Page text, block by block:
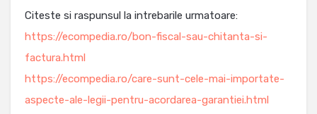
Citeste si raspunsul la intrebarile urmatoare:
https://ecompedia.ro/bon-fiscal-sau-chitanta-si-
factura.html
https://ecompedia.ro/care-sunt-cele-mai-importate-
aspecte-ale-legii-pentru-acordarea-garantiei.html